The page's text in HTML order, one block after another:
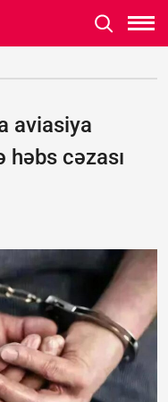
aviasiya
həbs cəzası